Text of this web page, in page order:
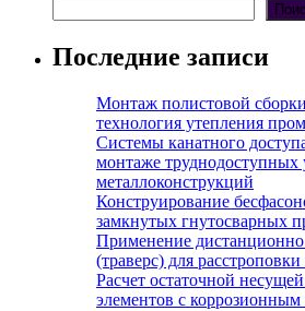
Последние записи
Монтаж полистовой
технология утепления
Системы канатного
монтаже труднодоступных
металлоконструкций
Конструирование
замкнутых гнутосварных
Применение
(траверс) для
Расчет остаточной
элементов с коррозионным